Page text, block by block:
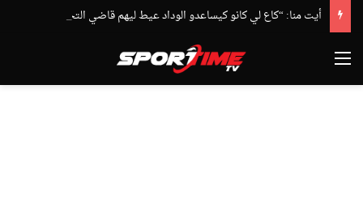
القائمة